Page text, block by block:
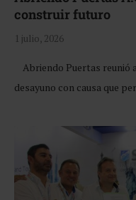
construir futuro
1 julio, 2026
Abriendo Puertas reunió
desayuno con causa que